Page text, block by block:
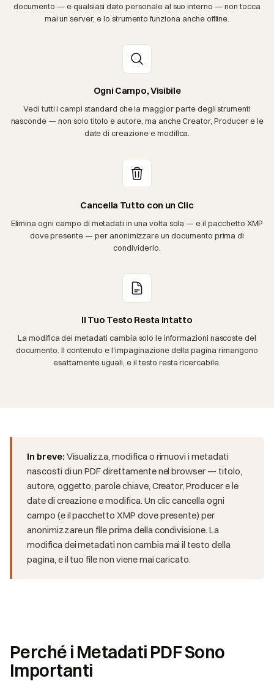
documento — e qualsiasi dato personale al suo interno — non tocca
mai un server, e lo strumento funziona anche offline.
Ogni Campo, Visibile
Vedi tutti i campi standard che la maggior parte degli strumenti
nasconde — non solo titolo e autore, ma anche Creator, Producer e le
date di creazione e modifica.
Cancella Tutto con un Clic
Elimina ogni campo di metadati in una volta sola — e il pacchetto XMP
dove presente — per anonimizzare un documento prima di
condividerlo.
Il Tuo Testo Resta Intatto
La modifica dei metadati cambia solo le informazioni nascoste del
documento. Il contenuto e l'impaginazione della pagina rimangono
esattamente uguali, e il testo resta ricercabile.
In breve: Visualizza, modifica o rimuovi i metadati
nascosti di un PDF direttamente nel browser — titolo,
autore, oggetto, parole chiave, Creator, Producer e le
date di creazione e modifica. Un clic cancella ogni
campo (e il pacchetto XMP dove presente) per
anonimizzare un file prima della condivisione. La
modifica dei metadati non cambia mai il testo della
pagina, e il tuo file non viene mai caricato.
Perché i Metadati PDF Sono
Importanti